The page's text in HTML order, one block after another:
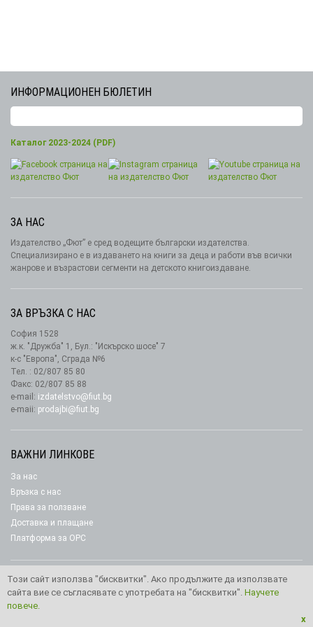
ИНФОРМАЦИОНЕН БЮЛЕТИН
Каталог 2023-2024 (PDF)
ЗА НАС
Издателство „Фют” е сред водещите български издателства.
Специализирано е в издаването на книги за деца и работи във всички
жанрове и възрастови сегменти на детското книгоиздаване.
ЗА ВРЪЗКА С НАС
София 1528
ж.к. "Дружба" 1, Бул.: "Искърско шосе" 7
к-с "Европа", Сграда №6
Тел. : 02/807 85 80
Факс: 02/807 85 88
e-mail: izdatelstvo@fiut.bg
e-maii: prodajbi@fiut.bg
ВАЖНИ ЛИНКОВЕ
За нас
Връзка с нас
Права за ползване
Доставка и плащане
Платформа за ОРС
Този сайт използва "бисквитки". Ако продължите да използвате
сайта вие се съгласявате с употребата на "бисквитки". Научете
повече.
x